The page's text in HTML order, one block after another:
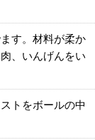
す。材料が柔か
、いんげんをい
トをボールの中